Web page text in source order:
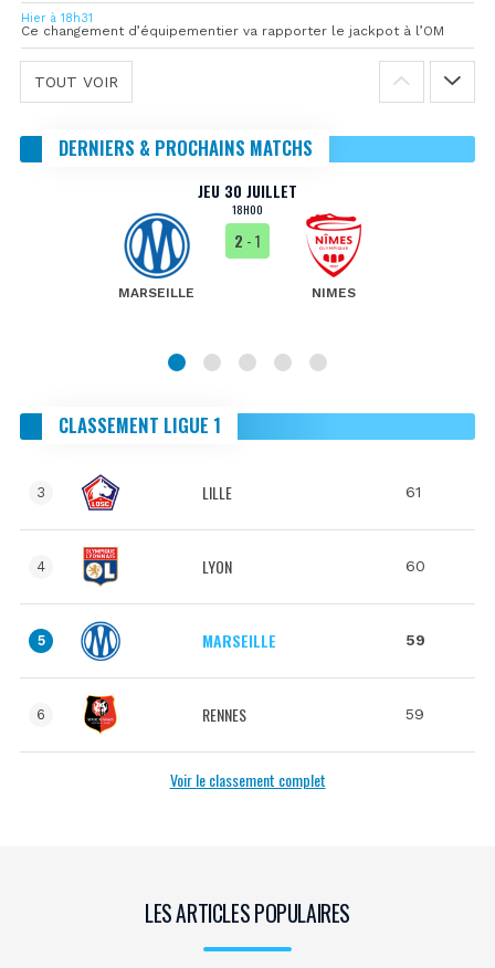
Hier à 18h31
Ce changement d’équipementier va rapporter le jackpot à l’OM
TOUT VOIR
DERNIERS & PROCHAINS MATCHS
JEU 30 JUILLET
18H00
MARSEILLE
2 - 1
NIMES
CLASSEMENT LIGUE 1
3 LILLE 61
4 LYON 60
5 MARSEILLE 59
6 RENNES 59
Voir le classement complet
LES ARTICLES POPULAIRES